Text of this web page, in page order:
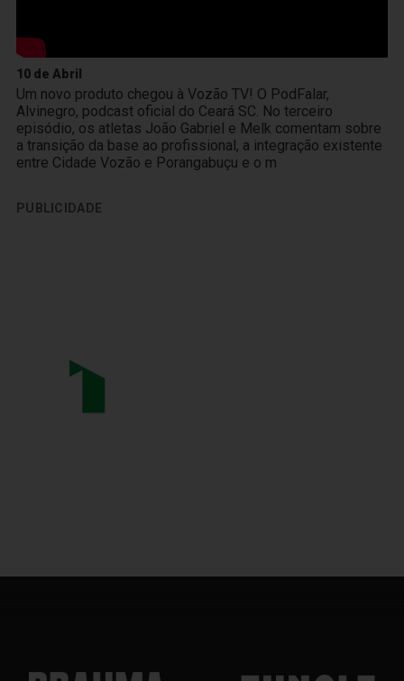
10 de Abril
Um novo produto chegou à Vozão TV! O PodFalar,
Alvinegro, podcast oficial do Ceará SC. No terceiro
episódio, os atletas João Gabriel e Melk comentam sobre
a transição da base ao profissional, a integração existente
entre Cidade Vozão e Porangabuçu e o m
PUBLICIDADE